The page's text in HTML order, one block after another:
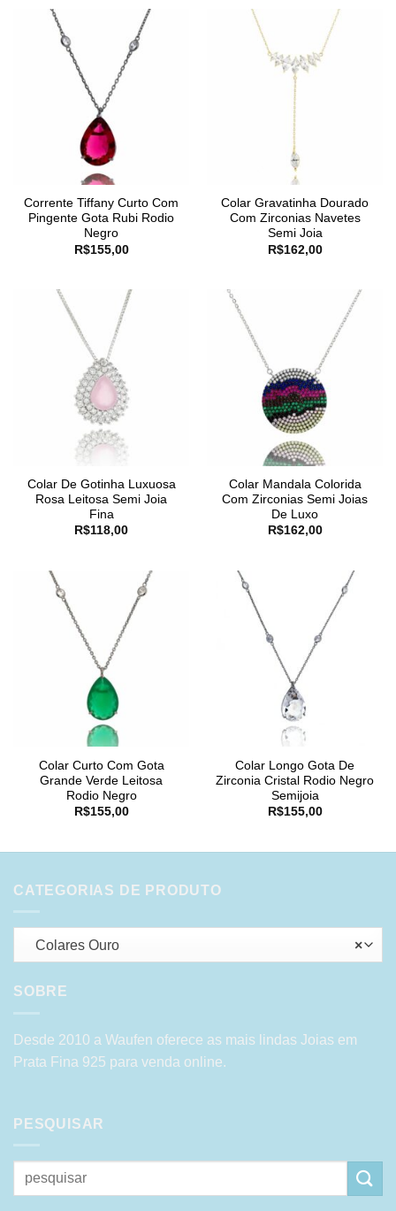
Corrente Tiffany Curto Com
Pingente Gota Rubi Rodio
Negro
R$155,00
Colar Gravatinha Dourado
Com Zirconias Navetes
Semi Joia
R$162,00
Colar De Gotinha Luxuosa
Rosa Leitosa Semi Joia
Fina
R$118,00
Colar Mandala Colorida
Com Zirconias Semi Joias
De Luxo
R$162,00
Colar Curto Com Gota
Grande Verde Leitosa
Rodio Negro
R$155,00
Colar Longo Gota De
Zirconia Cristal Rodio Negro
Semijoia
R$155,00
CATEGORIAS DE PRODUTO
×
Colares Ouro
SOBRE
Desde 2010 a Waufen oferece as mais lindas Joias em
Prata Fina 925 para venda online.
PESQUISAR
Pesquisar
por: